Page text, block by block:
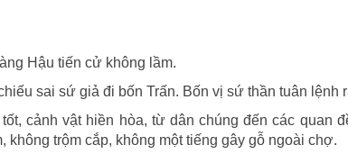
Hậu tiến cử không lầm.
sai sứ giả đi bốn Trấn. Bốn vị sứ thần tuân lệnh
cảnh vật hiền hòa, từ dân chúng đến các quan
không trộm cắp, không một tiếng gây gỗ ngoài chợ.